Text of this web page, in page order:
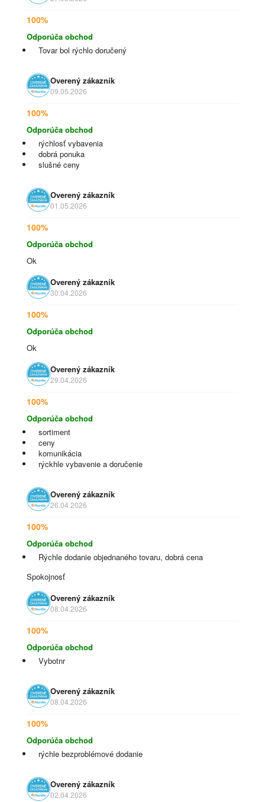
100%
Odporúča obchod
Tovar bol rýchlo doručený
Overený zákazník
09.05.2026
100%
Odporúča obchod
rýchlosť vybavenia
dobrá ponuka
slušné ceny
Overený zákazník
01.05.2026
100%
Odporúča obchod
Ok
Overený zákazník
30.04.2026
100%
Odporúča obchod
Ok
Overený zákazník
29.04.2026
100%
Odporúča obchod
sortiment
ceny
komunikácia
rýckhle vybavenie a doručenie
Overený zákazník
26.04.2026
100%
Odporúča obchod
Rýchle dodanie objednaného tovaru, dobrá cena
Spokojnosť
Overený zákazník
08.04.2026
100%
Odporúča obchod
Vybotnr
Overený zákazník
08.04.2026
100%
Odporúča obchod
rýchle bezproblémové dodanie
Overený zákazník
02.04.2026